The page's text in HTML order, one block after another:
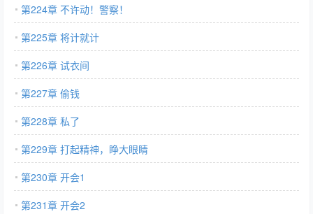
第224章 不许动！警察！
第225章 将计就计
第226章 试衣间
第227章 偷钱
第228章 私了
第229章 打起精神，睁大眼睛
第230章 开会1
第231章 开会2